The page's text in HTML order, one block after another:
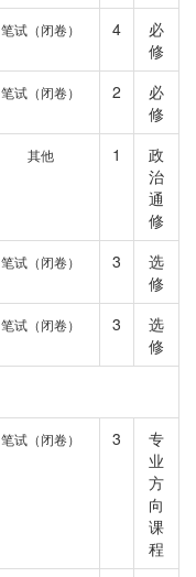
笔试（闭卷） 4
必
修
笔试（闭卷） 2
必
修
其他 1
政
治
通
修
笔试（闭卷） 3
选
修
笔试（闭卷） 3
选
修
笔试（闭卷） 3
专
业
方
向
课
程